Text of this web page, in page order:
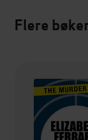
Flere